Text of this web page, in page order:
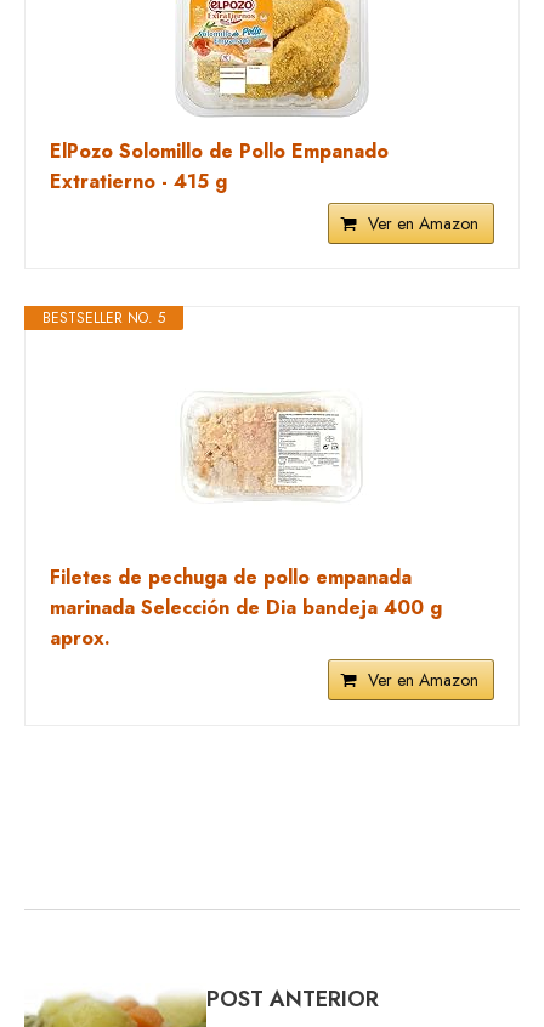
ElPozo Solomillo de Pollo Empanado
Extratierno - 415 g
Ver en Amazon
BESTSELLER NO. 5
Filetes de pechuga de pollo empanada
marinada Selección de Dia bandeja 400 g
aprox.
Ver en Amazon
POST ANTERIOR